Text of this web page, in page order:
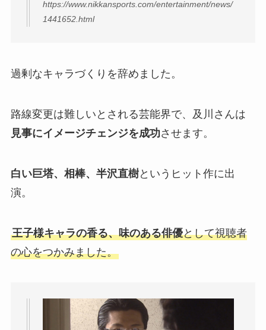
https://www.nikkansports.com/entertainment/news/
1441652.html
過剰なキャラづくりを辞めました。
路線変更は難しいとされる芸能界で、及川さんは
見事にイメージチェンジを成功させます。
白い巨塔、相棒、半沢直樹というヒット作に出
演。
王子様キャラの香る、味のある俳優として視聴者
の心をつかみました。